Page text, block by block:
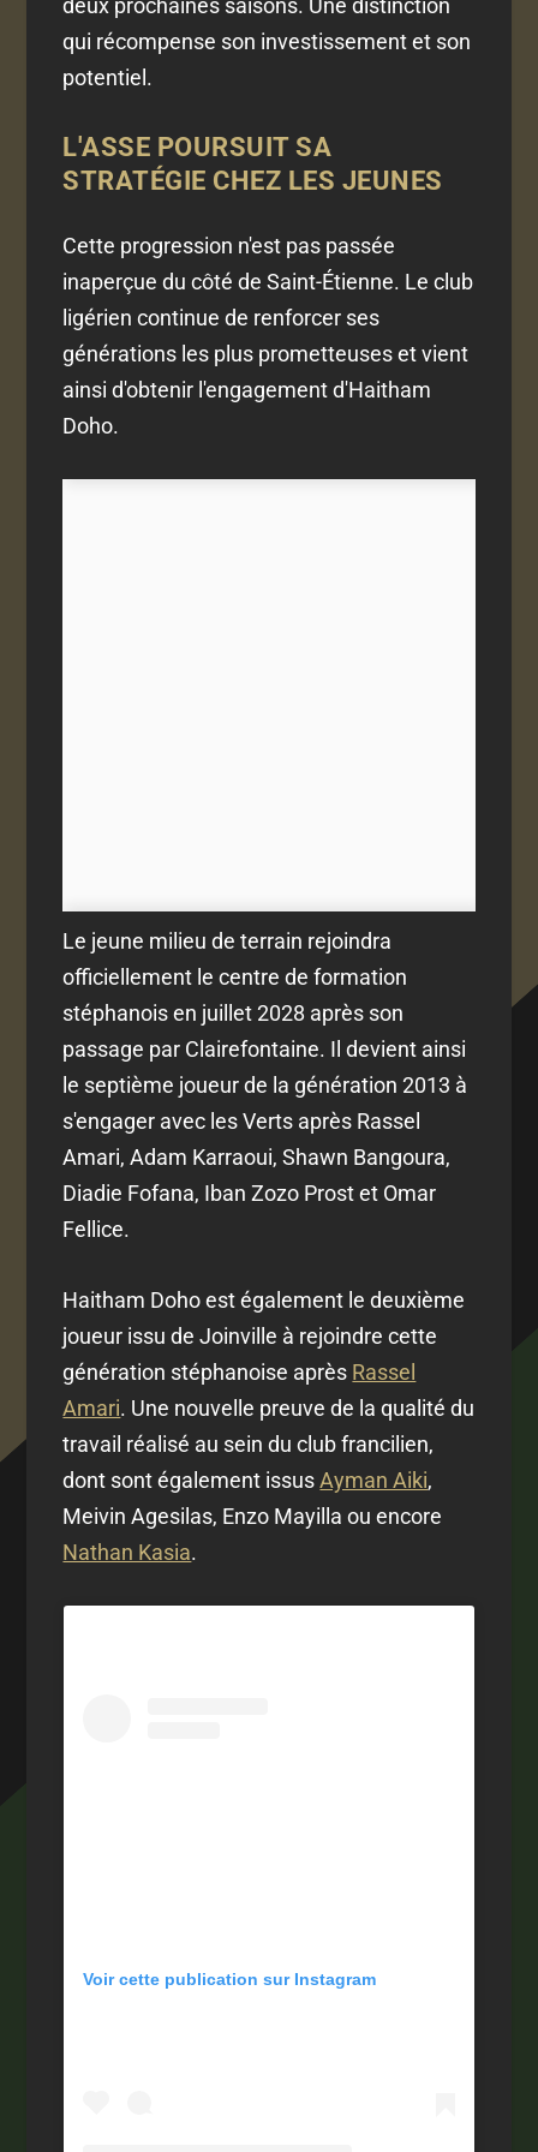
deux prochaines saisons. Une distinction
qui récompense son investissement et son
potentiel.
L'ASSE POURSUIT SA
STRATÉGIE CHEZ LES JEUNES
Cette progression n'est pas passée
inaperçue du côté de Saint-Étienne. Le club
ligérien continue de renforcer ses
générations les plus prometteuses et vient
ainsi d'obtenir l'engagement d'Haitham
Doho.
Le jeune milieu de terrain rejoindra
officiellement le centre de formation
stéphanois en juillet 2028 après son
passage par Clairefontaine. Il devient ainsi
le septième joueur de la génération 2013 à
s'engager avec les Verts après Rassel
Amari, Adam Karraoui, Shawn Bangoura,
Diadie Fofana, Iban Zozo Prost et Omar
Fellice.
Haitham Doho est également le deuxième
joueur issu de Joinville à rejoindre cette
génération stéphanoise après Rassel
Amari. Une nouvelle preuve de la qualité du
travail réalisé au sein du club francilien,
dont sont également issusAyman Aiki,
Meivin Agesilas, Enzo Mayilla ou encore
Nathan Kasia.
Voir cette publication sur Instagram